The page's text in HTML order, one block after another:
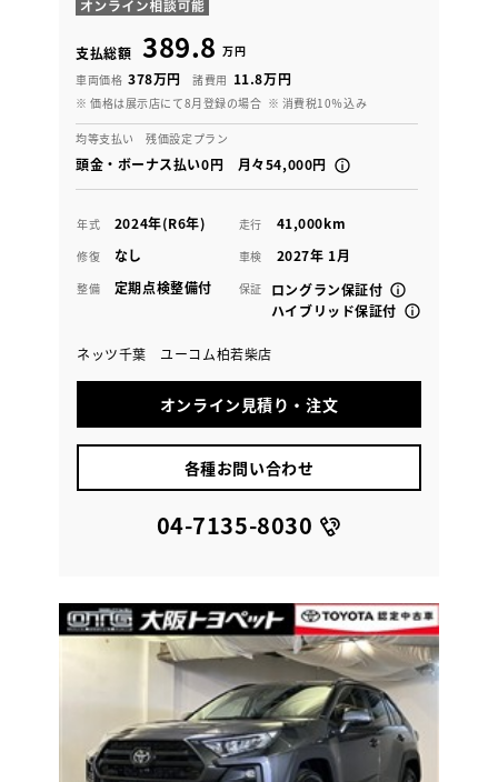
支払総額 389.8 万円
車両価格 378万円 諸費用 11.8万円
※ 価格は展示店にて8月登録の場合 ※ 消費税10％込み
均等支払い 残価設定プラン
頭金・ボーナス払い0円 月々54,000円
年式 2024年(R6年) 走行 41,000km
修復 なし 車検 2027年 1月
整備 定期点検整備付 保証
ロングラン保証付
ハイブリッド保証付
ネッツ千葉 ユーコム柏若柴店
オンライン見積り・注文
各種お問い合わせ
04-7135-8030